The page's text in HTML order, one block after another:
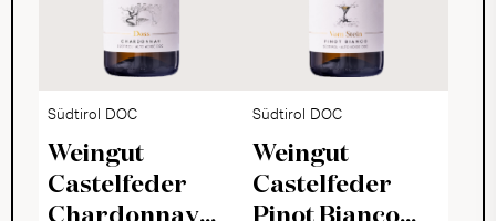
Südtirol DOC
Weingut
Castelfeder
Südtirol DOC
Weingut
Castelfeder